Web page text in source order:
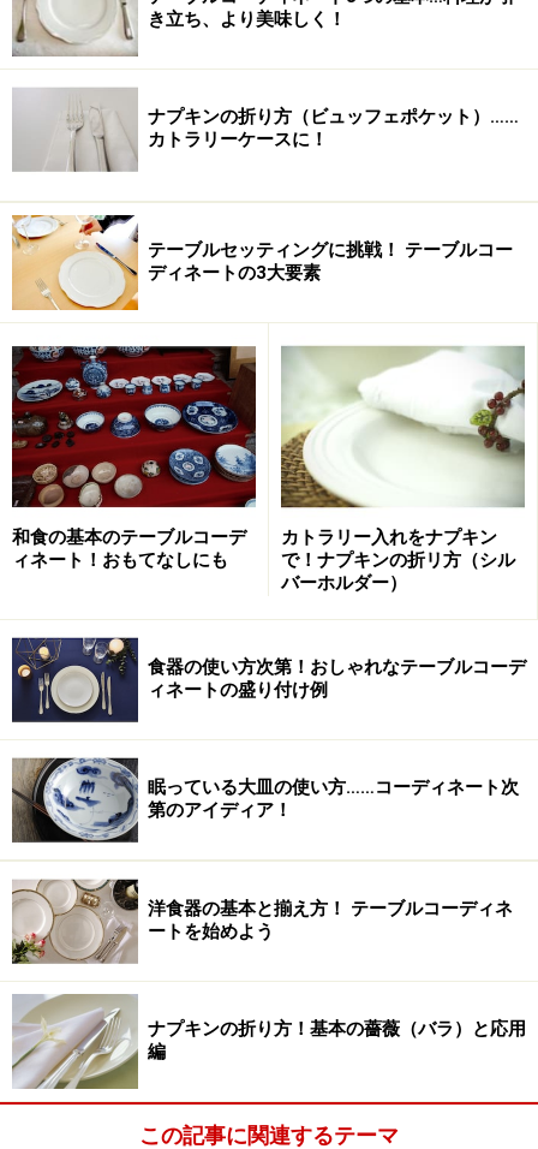
き立ち、より美味しく！
ナプキンの折り方（ビュッフェポケット）……
カトラリーケースに！
テーブルセッティングに挑戦！ テーブルコー
ディネートの3大要素
和食の基本のテーブルコーデ
ィネート！おもてなしにも
カトラリー入れをナプキン
で！ナプキンの折リ方（シル
バーホルダー）
食器の使い方次第！おしゃれなテーブルコーデ
ィネートの盛り付け例
眠っている大皿の使い方……コーディネート次
第のアイディア！
洋食器の基本と揃え方！ テーブルコーディネ
ートを始めよう
ナプキンの折り方！基本の薔薇（バラ）と応用
編
この記事に関連するテーマ